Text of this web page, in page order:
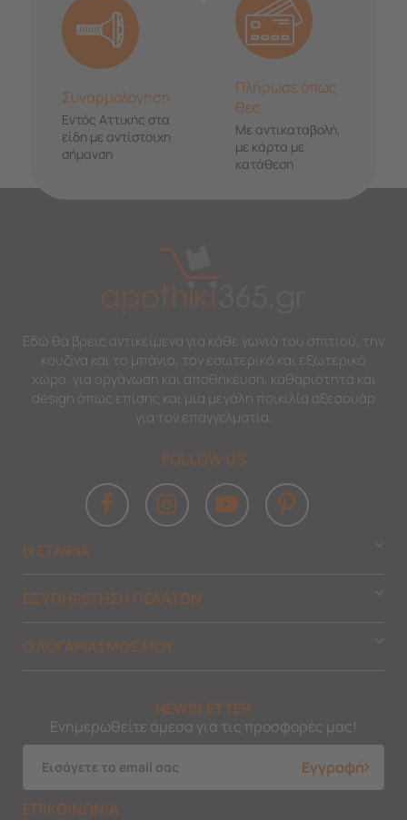
Συναρμολόγηση
Εντός Αττικής στα
είδη με αντίστοιχη
σήμανση
Πλήρωσε όπως
θες
Με αντικαταβολή,
με κάρτα με
κατάθεση
Εδώ θα βρεις αντικείμενα για κάθε γωνιά του σπιτιού, την
κουζίνα και το μπάνιο, τον εσωτερικό και εξωτερικό
χώρο, για οργάνωση και αποθήκευση, καθαριότητα και
design όπως επίσης και μια μεγάλη ποικιλία αξεσουάρ
για τον επαγγελματία.
FOLLOW US
Η ΕΤΑΙΡΙΑ
ΕΞΥΠΗΡΕΤΗΣΗ ΠΕΛΑΤΩΝ
Ο ΛΟΓΑΡΙΑΣΜΟΣ ΜΟΥ
NEWSLETTER
Ενημερωθείτε άμεσα για τις προσφορές μας!
Εγγραφή
ΕΠΙΚΟΙΝΩΝΙΑ